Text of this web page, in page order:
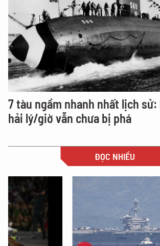
7 tàu ngầm nhanh nhất lịch
hải lý/giờ vẫn chưa bị phá
ĐỌC NHIỀU